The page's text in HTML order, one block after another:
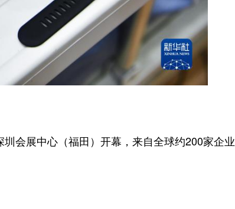
会展中心（福田）开幕，来自全球约200家企业